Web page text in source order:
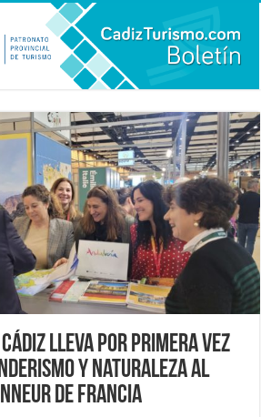
lleva por primera vez
y naturaleza al
de Francia